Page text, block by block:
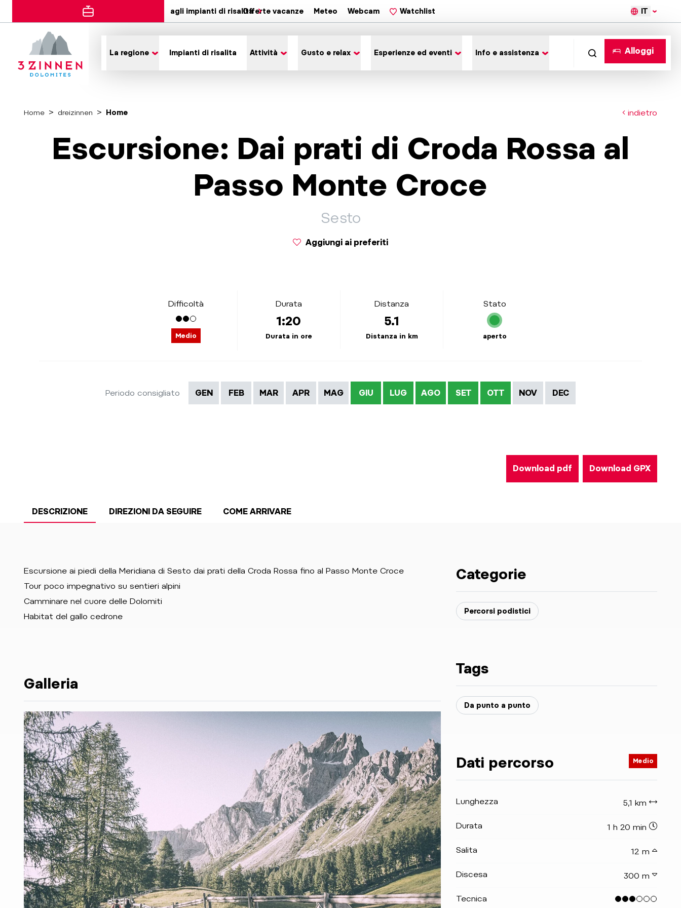
agli impianti di risalitaOfferte vacanze Meteo Webcam Watchlist IT
La regione Impianti di risalita Attività Gusto e relax Esperienze ed eventi Info e assistenza Alloggi
Home dreizinnen Home indietro
Escursione: Dai prati di Croda Rossa al
Passo Monte Croce
Sesto
Aggiungi ai preferiti
Difficoltà
Medio
Durata
1:20
Durata in ore
Distanza
5.1
Distanza in km
Stato
aperto
Periodo consigliato GEN FEB MAR APR MAG GIU LUG AGO SET OTT NOV DEC
Download pdf Download GPX
DESCRIZIONE DIREZIONI DA SEGUIRE COME ARRIVARE
Escursione ai piedi della Meridiana di Sesto dai prati della Croda Rossa fino al Passo Monte Croce
Tour poco impegnativo su sentieri alpini
Camminare nel cuore delle Dolomiti
Habitat del gallo cedrone
Galleria
Categorie
Percorsi podistici
Tags
Da punto a punto
Dati percorso Medio
Lunghezza 5,1 km
Durata 1 h 20 min
Salita 12 m
Discesa 300 m
Tecnica